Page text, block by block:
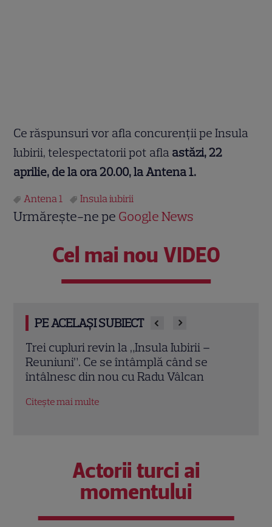
Ce răspunsuri vor afla concurenţii pe Insula
Iubirii, telespectatorii pot afla astăzi, 22
aprilie, de la ora 20.00, la Antena 1.
Antena 1 Insula iubirii
Urmărește-ne pe Google News
Cel mai nou VIDEO
PE ACELAȘI SUBIECT
Cheloo, declarație neașteptată înainte
de Asia Express: „Cred că e singura
chestie la care m-am gândit”
Citește mai multe
Actorii turci ai
momentului